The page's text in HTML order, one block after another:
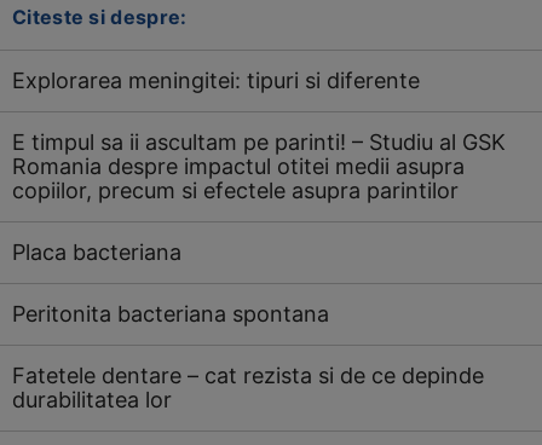
Citeste si despre:
Explorarea meningitei: tipuri si diferente
E timpul sa ii ascultam pe parinti! – Studiu al GSK
Romania despre impactul otitei medii asupra
copiilor, precum si efectele asupra parintilor
Placa bacteriana
Peritonita bacteriana spontana
Fatetele dentare – cat rezista si de ce depinde
durabilitatea lor